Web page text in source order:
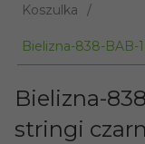
Koszulka
Bielizna-838-BAB-
Bielizna-
stringi